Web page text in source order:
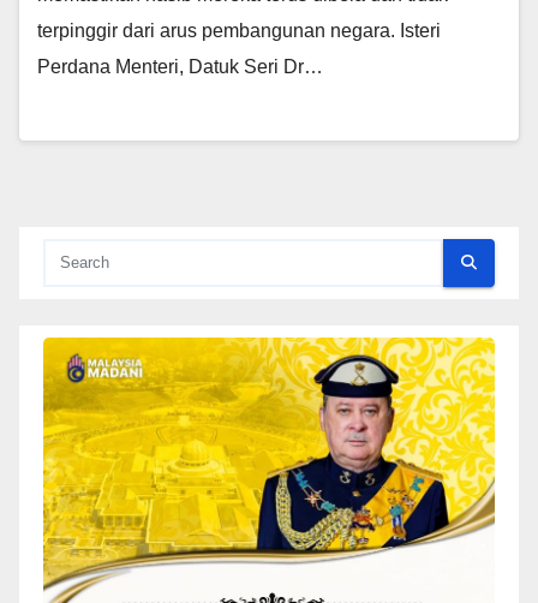
terpinggir dari arus pembangunan negara. Isteri
Perdana Menteri, Datuk Seri Dr…